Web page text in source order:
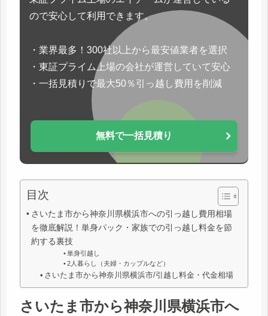
ので安心して利用できます。
・業界最多！300社以上から最安値業者を選択
・東証プライム上場の会社が運営していて安心
・一括見積りで最大50％引っ越し費用を削減
無料で一括見積り
目次
さいたま市から神奈川県横浜市への引っ越し費用相場
を徹底解説！単身パック・家族での引っ越し料金を節
約する裏技
単身引越し
2人暮らし（夫婦・カップルなど）
さいたま市から神奈川県横浜市/引越し料金・代金相場
さいたま市から神奈川県横浜市へ